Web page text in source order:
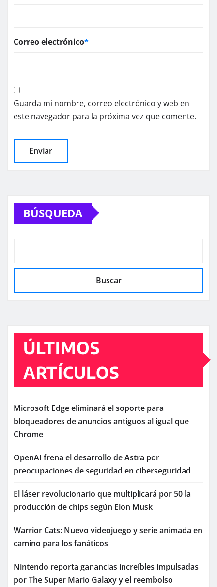
Correo electrónico*
Guarda mi nombre, correo electrónico y web en
este navegador para la próxima vez que comente.
BÚSQUEDA
Buscar
ÚLTIMOS
ARTÍCULOS
Microsoft Edge eliminará el soporte para
bloqueadores de anuncios antiguos al igual que
Chrome
OpenAI frena el desarrollo de Astra por
preocupaciones de seguridad en ciberseguridad
El láser revolucionario que multiplicará por 50 la
producción de chips según Elon Musk
Warrior Cats: Nuevo videojuego y serie animada en
camino para los fanáticos
Nintendo reporta ganancias increíbles impulsadas
por The Super Mario Galaxy y el reembolso